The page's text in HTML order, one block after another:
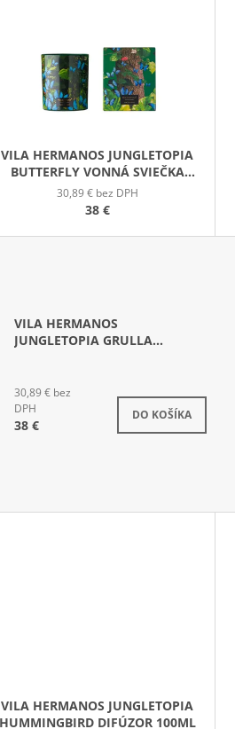
VILA HERMANOS JUNGLETOPIA
BUTTERFLY VONNÁ SVIEČKA
200G
30,89 € bez DPH
38 €
VILA HERMANOS
JUNGLETOPIA GRULLA
30,89 € bez
DPH
38 €
DO KOŠÍKA
Skladom
VILA HERMANOS JUNGLETOPIA
HUMMINGBIRD DIFÚZOR 100ML